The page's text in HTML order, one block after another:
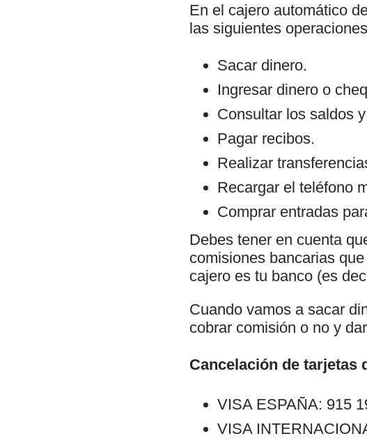
En el cajero automático
las siguientes
Sacar dinero.
Ingresar dinero o
Consultar los saldos
Pagar recibos.
Realizar
Recargar el teléfono
Comprar entradas
Debes tener en cuenta
comisiones bancarias
cajero es tu banco (es
Cuando vamos a sacar
cobrar comisión o no y
Cancelación de tarjetas
VISA ESPAÑA: 915
VISA